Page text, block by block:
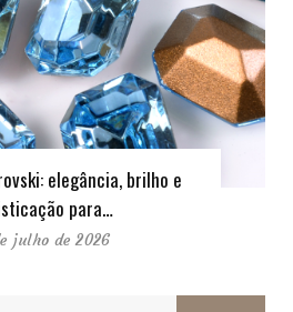
elegância, brilho e
para…
julho de 2026